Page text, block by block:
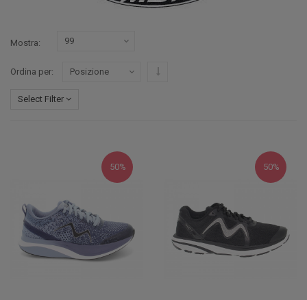
Mostra
Ordina per
Select Filter
50% 50%